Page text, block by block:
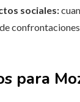
sociales:
para